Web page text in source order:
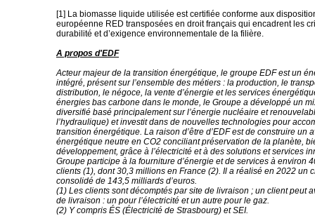
[1] La biomasse liquide utilisée est certifiée conforme aux
européenne RED transposées en droit français qui encadrent les
durabilité et d’exigence environnementale de la filière.
A propos d'EDF
Acteur majeur de la transition énergétique, le groupe EDF est un
intégré, présent sur l’ensemble des métiers : la production, le
distribution, le négoce, la vente d’énergie et les services
énergies bas carbone dans le monde, le Groupe a développé un
diversifié basé principalement sur l’énergie nucléaire et
l’hydraulique) et investit dans de nouvelles technologies pour
transition énergétique. La raison d’être d’EDF est de construire un
énergétique neutre en CO2 conciliant préservation de la planète,
développement, grâce à l’électricité et à des solutions et services
Groupe participe à la fourniture d’énergie et de services à environ
clients (1), dont 30,3 millions en France (2). Il a réalisé en 2022 un
consolidé de 143,5 milliards d’euros.
(1) Les clients sont décomptés par site de livraison ; un client peut
de livraison : un pour l’électricité et un autre pour le gaz.
(2) Y compris ÉS (Électricité de Strasbourg) et SEI.